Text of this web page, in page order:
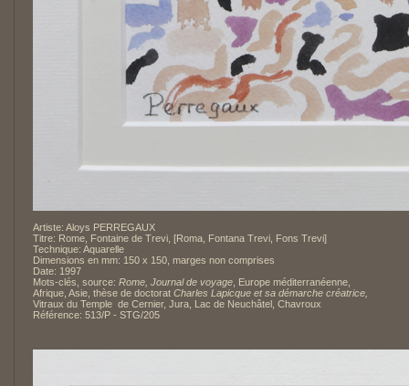
Artiste: Aloys PERREGAUX
Titre: Rome, Fontaine de Trevi, [Roma, Fontana Trevi, Fons Trevi]
Technique: Aquarelle
Dimensions en mm: 150 x 150, marges non comprises
Date: 1997
Mots-clés, source: Rome, Journal de voyage , Europe méditerranéenne,
Afrique, Asie, thèse de doctorat Charles Lapicque et sa démarche créatrice,
Vitraux du Temple de Cernier, Jura, Lac de Neuchâtel, Chavroux
Référence: 513/P - STG/205